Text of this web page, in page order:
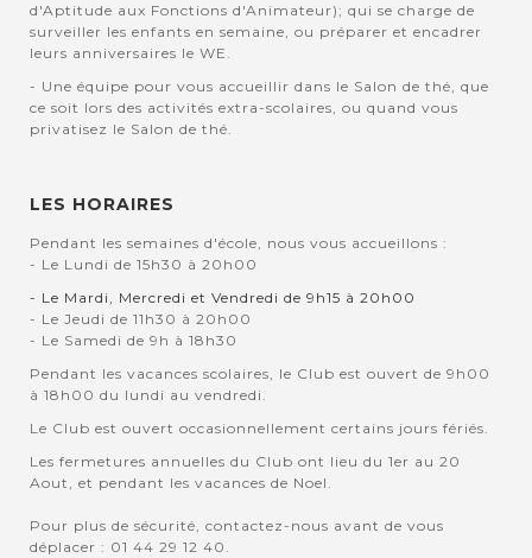
d'Aptitude aux Fonctions d'Animateur); qui se charge de
surveiller les enfants en semaine, ou préparer et encadrer
leurs anniversaires le WE.
- Une équipe pour vous accueillir dans le Salon de thé, que
ce soit lors des activités extra-scolaires, ou quand vous
privatisez le Salon de thé.
LES HORAIRES
Pendant les semaines d'école, nous vous accueillons :
- Le Lundi de 15h30 à 20h00
- Le Mardi, Mercredi et Vendredi de 9h15 à 20h00
- Le Jeudi de 11h30 à 20h00
- Le Samedi de 9h à 18h30
Pendant les vacances scolaires, le Club est ouvert de 9h00
à 18h00 du lundi au vendredi.
Le Club est ouvert occasionnellement certains jours fériés.
Les fermetures annuelles du Club ont lieu du 1er au 20
Aout, et pendant les vacances de Noel.
Pour plus de sécurité, contactez-nous avant de vous
déplacer : 01 44 29 12 40.